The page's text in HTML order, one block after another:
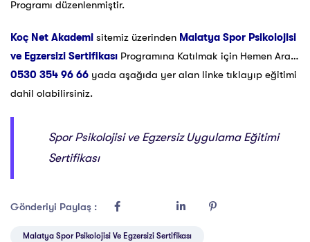
Programı düzenlenmiştir.
Koç Net Akademi sitemiz üzerinden Malatya Spor Psikolojisi
ve Egzersizi Sertifikası Programına Katılmak için Hemen Ara…
0530 354 96 66 yada aşağıda yer alan linke tıklayıp eğitimi
dahil olabilirsiniz.
Spor Psikolojisi ve Egzersiz Uygulama Eğitimi
Sertifikası
Gönderiyi Paylaş :
Malatya Spor Psikolojisi Ve Egzersizi Sertifikası